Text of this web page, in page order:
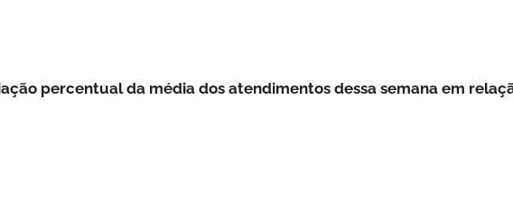
percentual da média dos atendimentos dessa semana em